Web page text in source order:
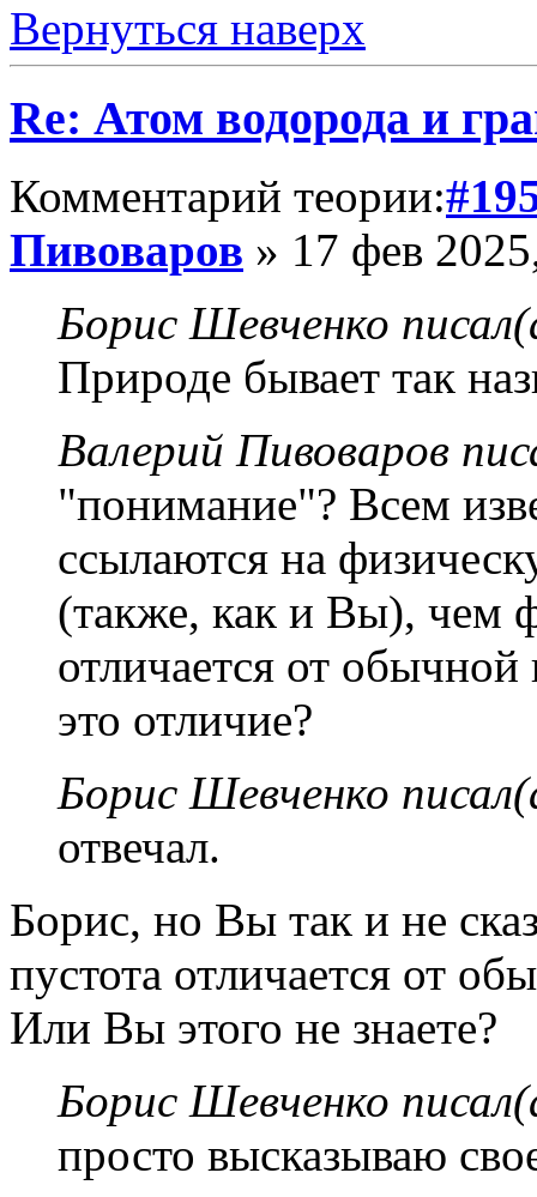
Вернуться наверх
Re: Атом водорода и
Комментарий теории:
Пивоваров » 17 фев
Борис Шевченко
Природе бывает так
Валерий Пивоваров
"понимание"? Всем
ссылаются на
(также, как и Вы), чем
отличается от
это отличие?
Борис Шевченко
отвечал.
Борис, но Вы так и не
пустота отличается от
Или Вы этого не знаете?
Борис Шевченко
просто высказываю